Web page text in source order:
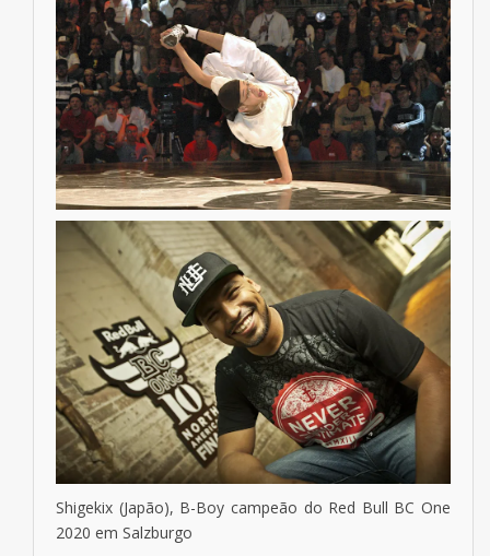
Shigekix (Japão), B-Boy campeão do Red Bull BC One
2020 em Salzburgo